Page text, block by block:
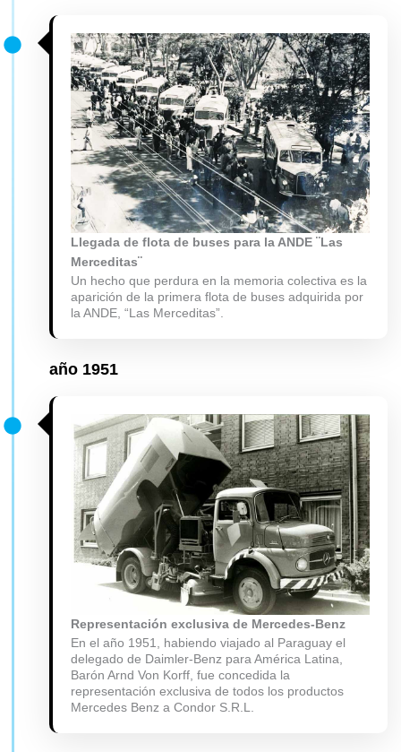
Llegada de flota de buses para la ANDE ¨Las
Merceditas¨
Un hecho que perdura en la memoria colectiva es la
aparición de la primera flota de buses adquirida por
la ANDE, “Las Merceditas”.
año 1951
Representación exclusiva de Mercedes-Benz
En el año 1951, habiendo viajado al Paraguay el
delegado de Daimler-Benz para América Latina,
Barón Arnd Von Korff, fue concedida la
representación exclusiva de todos los productos
Mercedes Benz a Condor S.R.L.